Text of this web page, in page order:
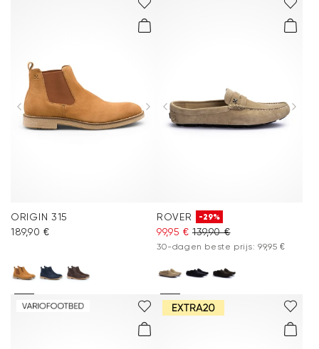
ORIGIN 315
189,90 €
ROVER -29%
99,95 € 139,90 €
30-dagen beste prijs: 99,95 €